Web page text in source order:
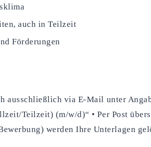
auch in Teilzeit
Förderungen
ausschließlich via E-Mail unter
Teilzeit) (m/w/d)“ • Per Post
werden Ihre Unterlagen